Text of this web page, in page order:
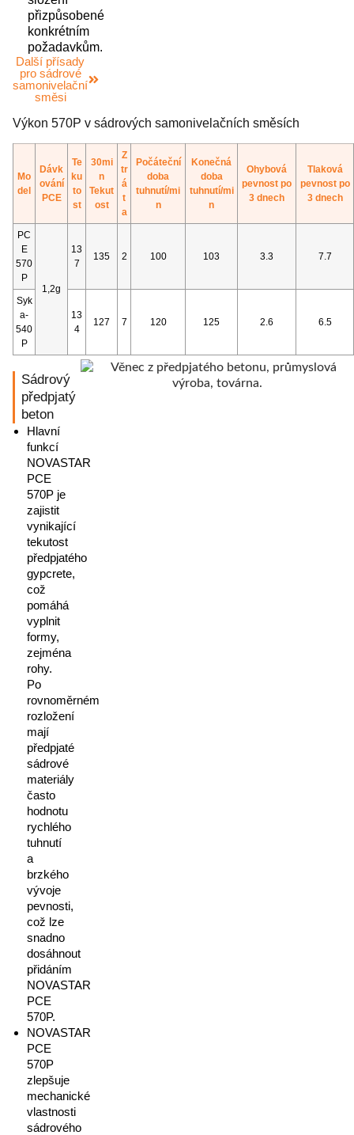
přizpůsobené
konkrétním
požadavkům.
Další přísady
pro sádrové
samonivelační
směsi
Výkon 570P v sádrových samonivelačních směsích
Mo
del
Dávk
ování
PCE
Te
ku
to
st
30mi
n
Tekut
ost
Z
tr
á
t
a
Počáteční
doba
tuhnutí/mi
n
Konečná
doba
tuhnutí/mi
n
Ohybová
pevnost po
3 dnech
Tlaková
pevnost po
3 dnech
PC
E
570
P
1,2g
13
7
135 2 100 103 3.3 7.7
Syk
a-
540
P
13
4
127 7 120 125 2.6 6.5
Sádrový
předpjatý
beton
Hlavní
funkcí
NOVASTAR
PCE
570P je
zajistit
vynikající
tekutost
předpjatého
gypcrete,
což
pomáhá
vyplnit
formy,
zejména
rohy.
Po
rovnoměrném
rozložení
mají
předpjaté
sádrové
materiály
často
hodnotu
rychlého
tuhnutí
a
brzkého
vývoje
pevnosti,
což lze
snadno
dosáhnout
přidáním
NOVASTAR
PCE
570P.
NOVASTAR
PCE
570P
zlepšuje
mechanické
vlastnosti
sádrového